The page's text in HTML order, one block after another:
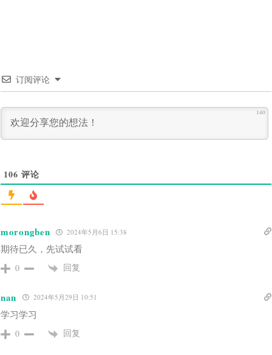
订阅评论
140
106 评论
morongben 2024年5月6日 15:38
期待已久，先试试看
0 回复
nan 2024年5月29日 10:51
学习学习
0 回复